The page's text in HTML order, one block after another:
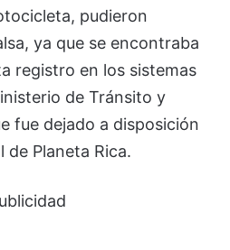
pudieron
ya que se encontraba
registro en los sistemas
de Tránsito y
fue dejado a disposición
de Planeta Rica.